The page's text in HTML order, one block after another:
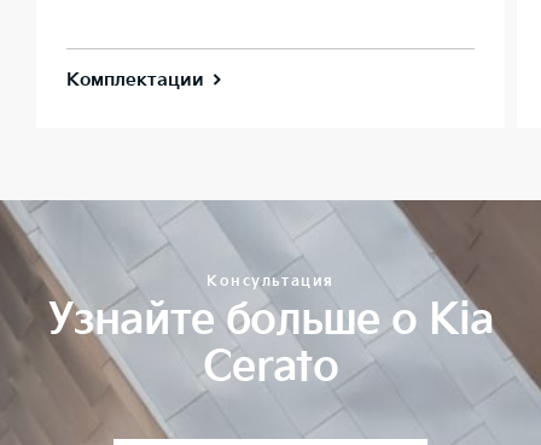
Комплектации
Консультация
Узнайте больше о Kia
Cerato